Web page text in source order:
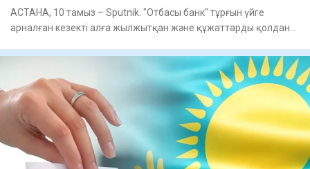
АСТАНА, 10 тамыз – Sputnik. "Отбасы банк" тұрғын үйге
арналған кезекті алға жылжытқан және құжаттарды қолдан